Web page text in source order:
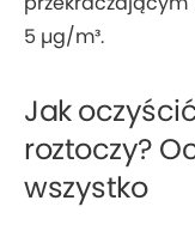
5 µg/m³.
Jak
roztoczy?
wszystko